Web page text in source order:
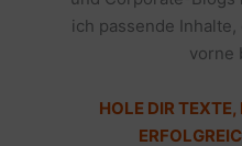
ich passende
vorne
HOLE DIR TEXTE,